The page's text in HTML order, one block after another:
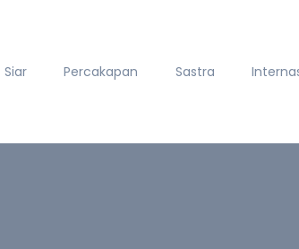
Siar Percakapan Sastra